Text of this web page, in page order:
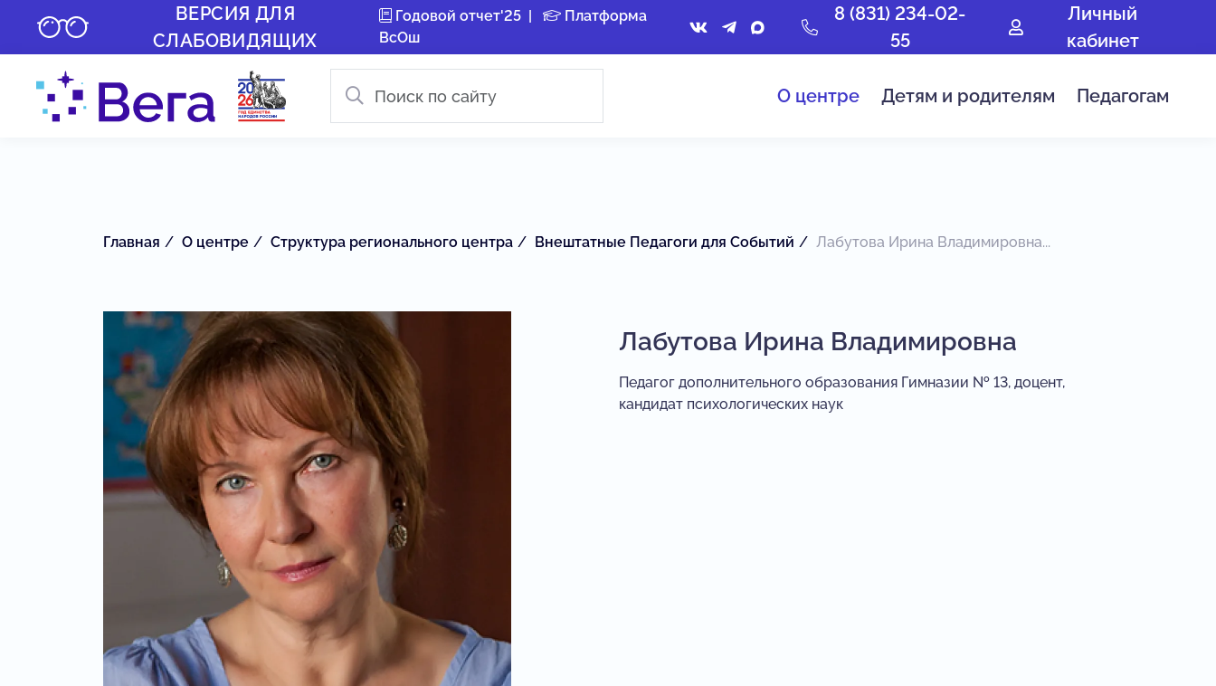
ВЕРСИЯ ДЛЯ
СЛАБОВИДЯЩИХ
Годовой отчет'25|
Платформа
ВсОш
8 (831) 234-02-
55
Личный
кабинет
О центре Детям и родителям Педагогам
Главная О центре Структура регионального центра Внештатные Педагоги для Событий Лабутова Ирина Владимировна...
Лабутова Ирина Владимировна
Педагог дополнительного образования Гимназии № 13, доцент,
кандидат психологических наук